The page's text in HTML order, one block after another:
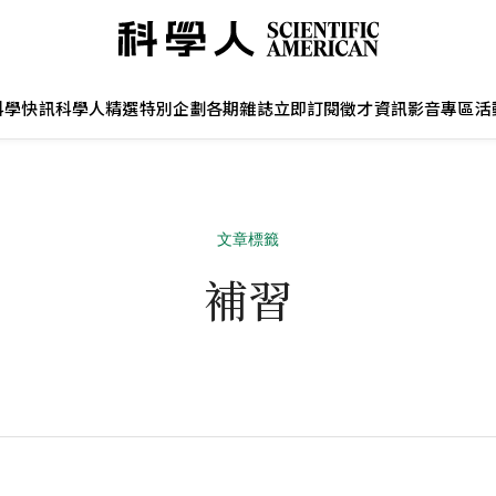
學快訊科學人精選特別企劃各期雜誌立即訂閱徵才資訊影音專區活
文章標籤
補習